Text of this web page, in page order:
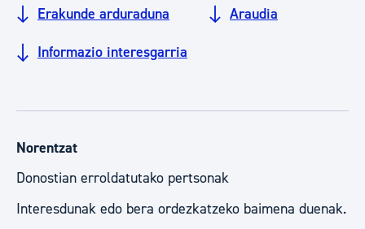
Erakunde arduraduna Araudia
Informazio interesgarria
Norentzat
Donostian erroldatutako pertsonak
Interesdunak edo bera ordezkatzeko baimena duenak.